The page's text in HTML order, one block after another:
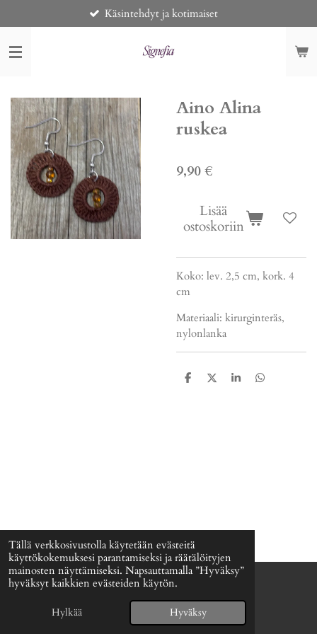
Tällä verkkosivustolla käytetään evästeitä
käyttökokemuksesi parantamiseksi ja räätälöityjen
mainosten näyttämiseksi. Napsauttamalla ”Hyväksy”
hyväksyt kaikkien evästeiden käytön.
Hylkää Hyväksy
pääsisältöön
Käsintehdyt ja kotimaiset
Aino Alina
ruskea
9,90 €
Lisää
ostoskoriin
Koko: lev. 2,5 cm, kork. 4
cm
Materiaali: kirurginteräs,
nylonlanka
J
J
J
J
© 2024 - 2026 Signefia
Palvelun tarjoaaWebador